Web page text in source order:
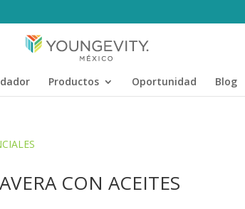
Productos Oportunidad Blog
CON ACEITES